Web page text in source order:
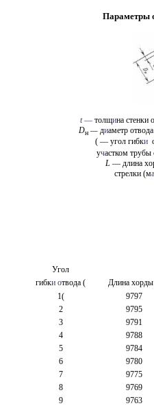
Параметры
t—толщина стенки
Dн — диаметр
( — угол гибки
участком трубы
L — длина
стрелки (ма
Угол
гибки отвода (
Длина
1(
9797
2
9795
3
9791
4
9788
5
9784
6
9780
7
9775
8
9769
9
9763